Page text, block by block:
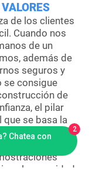
de los clientes
Cuando nos
de un
además de
seguros y
se consigue
de
el pilar
que se basa la
cliente. Por ello
total claridad
la veracidad
Chatea con
2